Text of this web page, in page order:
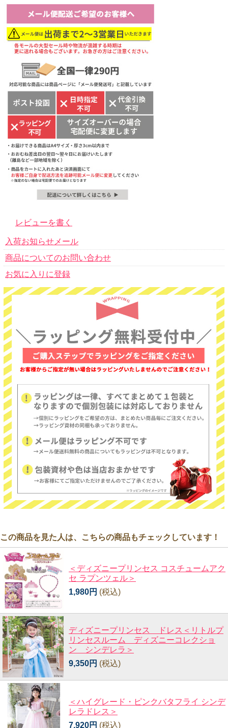
レビューを書く
入荷お知らせメール
商品についてのお問い合わせ
お気に入りに登録
この商品を見た人は、こちらの商品もチェックしています！
＜ディズニープリンセス コスチュームアク
セ ラプンツェル＞
1,980円 (税込)
ディズニープリンセス ドレス＜リトルプ
リンセスルーム ディズニーコレクショ
ン シンデレラ＞
9,350円 (税込)
＜ハイグレード・ピンクバタフライ シンデ
レラドレス＞
7,920円 (税込)